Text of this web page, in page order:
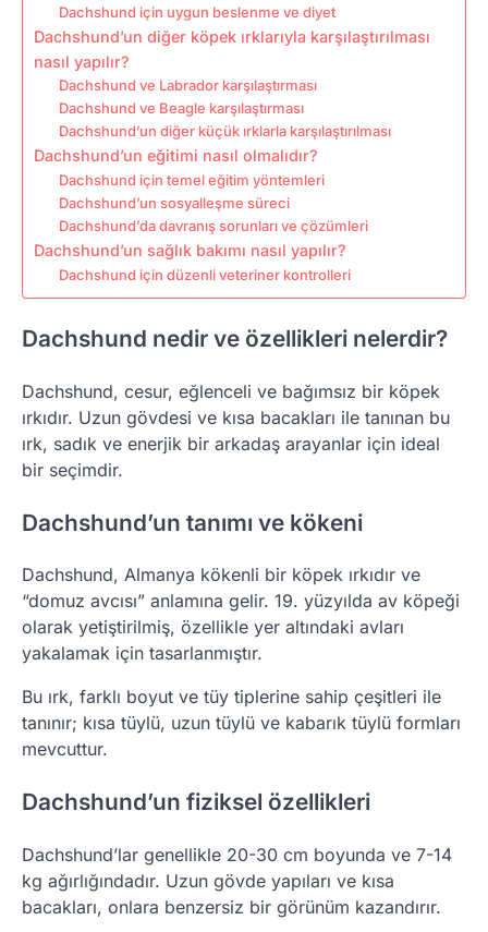
Dachshund için uygun beslenme ve diyet
Dachshund’un diğer köpek ırklarıyla karşılaştırılması
nasıl yapılır?
Dachshund ve Labrador karşılaştırması
Dachshund ve Beagle karşılaştırması
Dachshund’un diğer küçük ırklarla karşılaştırılması
Dachshund’un eğitimi nasıl olmalıdır?
Dachshund için temel eğitim yöntemleri
Dachshund’un sosyalleşme süreci
Dachshund’da davranış sorunları ve çözümleri
Dachshund’un sağlık bakımı nasıl yapılır?
Dachshund için düzenli veteriner kontrolleri
Dachshund nedir ve özellikleri nelerdir?
Dachshund, cesur, eğlenceli ve bağımsız bir köpek
ırkıdır. Uzun gövdesi ve kısa bacakları ile tanınan bu
ırk, sadık ve enerjik bir arkadaş arayanlar için ideal
bir seçimdir.
Dachshund’un tanımı ve kökeni
Dachshund, Almanya kökenli bir köpek ırkıdır ve
“domuz avcısı” anlamına gelir. 19. yüzyılda av köpeği
olarak yetiştirilmiş, özellikle yer altındaki avları
yakalamak için tasarlanmıştır.
Bu ırk, farklı boyut ve tüy tiplerine sahip çeşitleri ile
tanınır; kısa tüylü, uzun tüylü ve kabarık tüylü formları
mevcuttur.
Dachshund’un fiziksel özellikleri
Dachshund’lar genellikle 20-30 cm boyunda ve 7-14
kg ağırlığındadır. Uzun gövde yapıları ve kısa
bacakları, onlara benzersiz bir görünüm kazandırır.